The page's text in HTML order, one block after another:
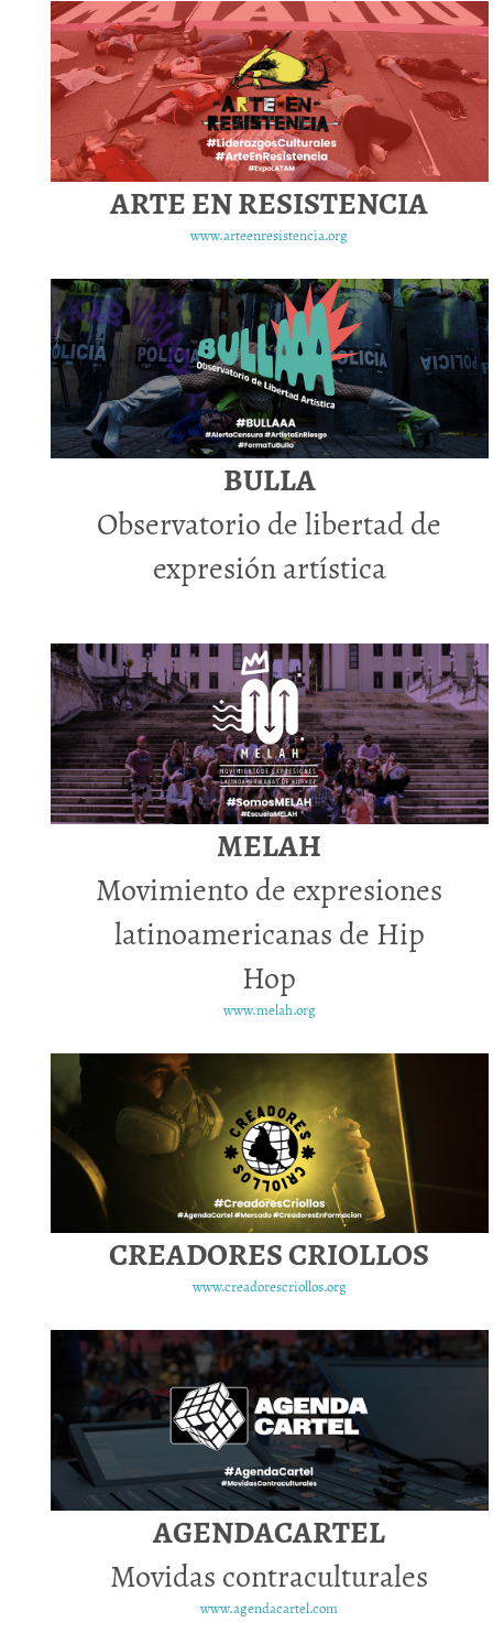
ARTE EN RESISTENCIA
www.arteenresistencia.org
BULLA
Observatorio de libertad de
expresión artística
MELAH
Movimiento de expresiones
latinoamericanas de Hip
Hop
www.melah.org
CREADORES CRIOLLOS
www.creadorescriollos.org
AGENDACARTEL
Movidas contraculturales
www.agendacartel.com